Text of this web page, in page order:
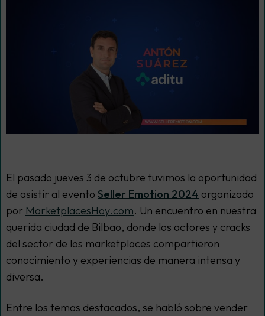
El pasado jueves 3 de octubre tuvimos la oportunidad
de asistir al evento Seller Emotion 2024 organizado
por MarketplacesHoy.com. Un encuentro en nuestra
querida ciudad de Bilbao, donde los actores y cracks
del sector de los marketplaces compartieron
conocimiento y experiencias de manera intensa y
diversa.
Entre los temas destacados, se habló sobre vender